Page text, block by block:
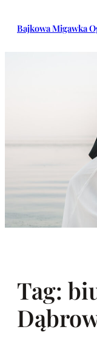
Bajkowa Migawka
Tag: